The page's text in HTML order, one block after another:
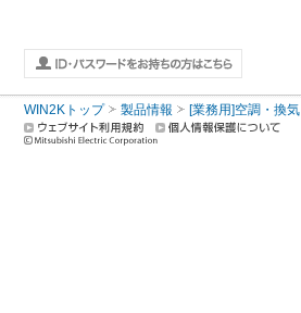
WIN2Kトップ 製品情報 [業務用]空調・換気